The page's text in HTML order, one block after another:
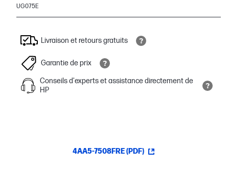
UG075E
Livraison et retours gratuits
Garantie de prix
Conseils d'experts et assistance directement de
HP
4AA5-7508FRE (PDF)